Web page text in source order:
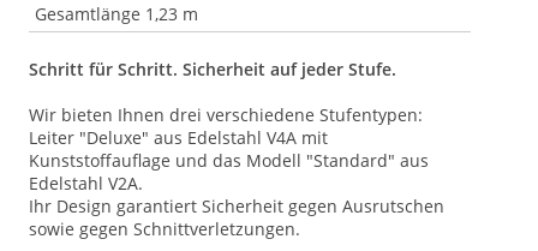
Gesamtlänge 1,23 m
Schritt für Schritt. Sicherheit auf jeder Stufe.
Wir bieten Ihnen drei verschiedene Stufentypen:
Leiter "Deluxe" aus Edelstahl V4A mit
Kunststoffauflage und das Modell "Standard" aus
Edelstahl V2A.
Ihr Design garantiert Sicherheit gegen Ausrutschen
sowie gegen Schnittverletzungen.